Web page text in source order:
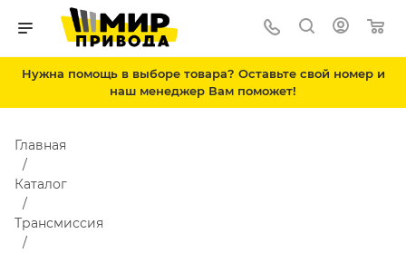
Нужна помощь в выборе товара? Оставьте свой номер и
наш менеджер Вам поможет!
Главная
Каталог
Трансмиссия